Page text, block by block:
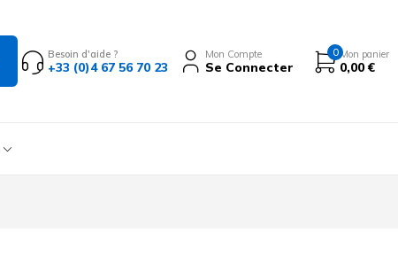
Besoin d'aide ?
+33 (0)4 67 56 70 23
Mon Compte
Se Connecter
0 Mon panier
0,00€